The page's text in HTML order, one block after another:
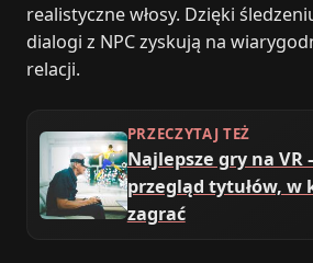
realistyczne włosy. Dzięki
dialogi z NPC zyskują na
relacji.
PRZECZYTAJ TEŻ
Najlepsze gry na VR
przegląd tytułów, w
zagrać